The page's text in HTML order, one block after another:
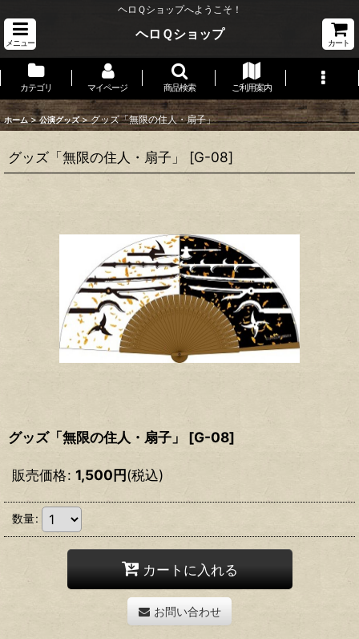
ヘロＱショップへようこそ！
メニュー
ヘロＱショップ
カート
カテゴリ マイページ 商品検索 ご利用案内
ホーム > 公演グッズ > グッズ「無限の住人・扇子」
グッズ「無限の住人・扇子」 [G-08]
グッズ「無限の住人・扇子」 [G-08]
販売価格: 1,500円(税込)
数量:
カートに入れる
お問い合わせ